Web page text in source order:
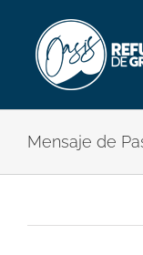
content
Mensaje de